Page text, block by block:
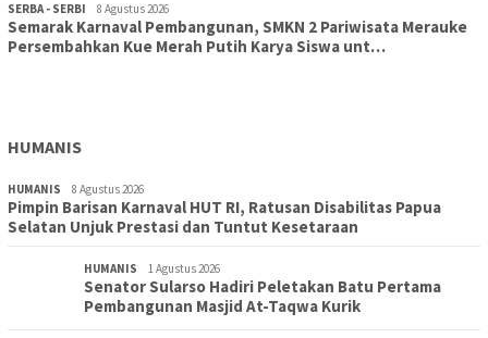
SERBA - SERBI 8 Agustus 2026
Semarak Karnaval Pembangunan, SMKN 2 Pariwisata Merauke
Persembahkan Kue Merah Putih Karya Siswa unt…
TOPIK 8 Agustus 2026
HUMANIS
HUMANIS 8 Agustus 2026
Pimpin Barisan Karnaval HUT RI, Ratusan Disabilitas Papua
Selatan Unjuk Prestasi dan Tuntut Kesetaraan
HUMANIS 1 Agustus 2026
Senator Sularso Hadiri Peletakan Batu Pertama
Pembangunan Masjid At-Taqwa Kurik